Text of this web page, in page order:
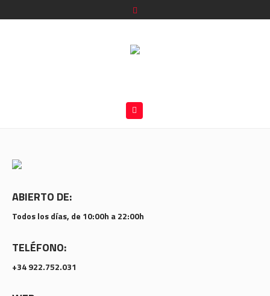
ABIERTO DE:
Todos los días, de 10:00h a 22:00h
TELÉFONO:
+34 922.752.031